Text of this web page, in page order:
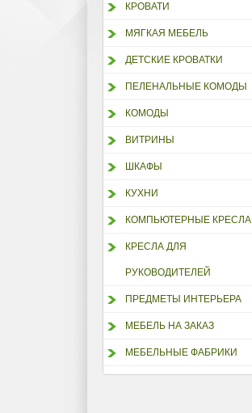
КРОВАТИ
МЯГКАЯ МЕБЕЛЬ
ДЕТСКИЕ КРОВАТКИ
ПЕЛЕНАЛЬНЫЕ КОМОДЫ
КОМОДЫ
ВИТРИНЫ
ШКАФЫ
КУХНИ
КОМПЬЮТЕРНЫЕ КРЕСЛА
КРЕСЛА ДЛЯ
РУКОВОДИТЕЛЕЙ
ПРЕДМЕТЫ ИНТЕРЬЕРА
МЕБЕЛЬ НА ЗАКАЗ
МЕБЕЛЬНЫЕ ФАБРИКИ